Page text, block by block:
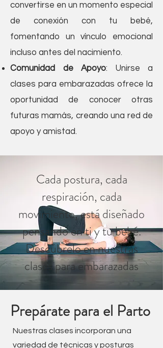
convertirse en un momento especial
de conexión con tu bebé,
fomentando un vínculo emocional
incluso antes del nacimiento.
Comunidad de Apoyo: Unirse a
clases para embarazadas ofrece la
oportunidad de conocer otras
futuras mamás, creando una red de
apoyo y amistad.
Cada postura, cada
respiración, cada
movimiento, está diseñado
pensando en ti y tu bebé.
Descúbrelo en nuestras
clases para embarazadas
Prepárate para el Parto
Nuestras clases incorporan una
variedad de técnicas y posturas